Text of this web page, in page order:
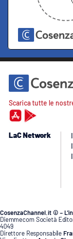
Scarica tutte le
LaC Network
CosenzaChannel.it © –
Diemmecom Società
4049
Direttore Responsabile